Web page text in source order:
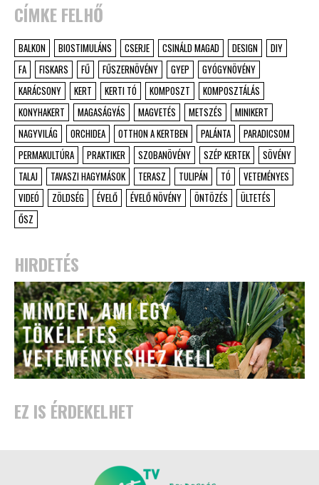
CÍMKE FELHŐ
BALKON BIOSTIMULÁNS CSERJE CSINÁLD MAGAD DESIGN
DIY
FA
FISKARS FŰ FŰSZERNÖVÉNY GYEP
GYÓGYNÖVÉNY
KARÁCSONY
KERT KERTI TÓ KOMPOSZT
KOMPOSZTÁLÁS
KONYHAKERT
MAGASÁGYÁS MAGVETÉS METSZÉS
MINIKERT
NAGYVILÁG
ORCHIDEA OTTHON A KERTBEN PALÁNTA
PARADICSOM
PERMAKULTÚRA
PRAKTIKER SZOBANÖVÉNY SZÉP KERTEK
SÖVÉNY
TALAJ
TAVASZI HAGYMÁSOK TERASZ TULIPÁN TÓ
VETEMÉNYES
VIDEÓ
ZÖLDSÉG ÉVELŐ ÉVELŐ NÖVÉNY ÖNTÖZÉS
ÜLTETÉS
ŐSZ
HIRDETÉS
EZ IS ÉRDEKELHET